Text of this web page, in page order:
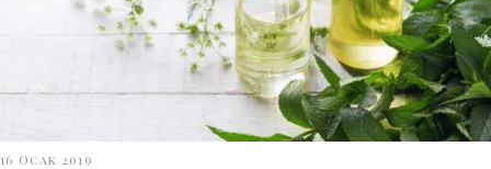
16 Ocak 2019